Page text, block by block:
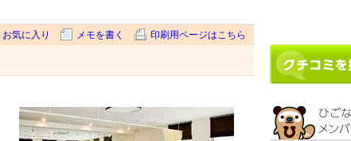
お気に入り メモを書く 印刷用ページはこちら